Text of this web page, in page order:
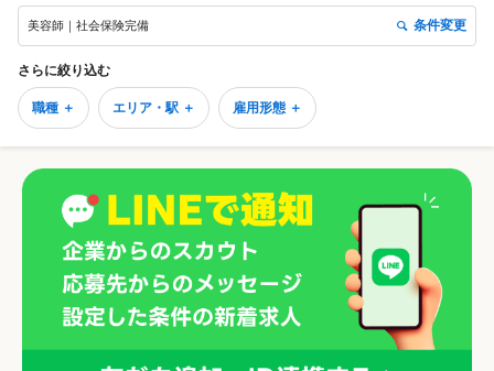
美容師｜社会保険完備 条件変更
さらに絞り込む
職種 ＋ エリア・駅 ＋ 雇用形態 ＋